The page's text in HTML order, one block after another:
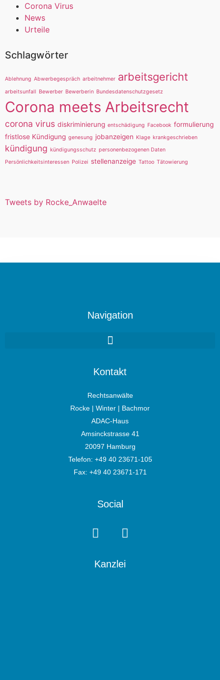
Corona Virus
News
Urteile
Schlagwörter
Ablehnung Abwerbegespräch arbeitnehmer arbeitsgericht
arbeitsunfall Bewerber Bewerberin Bundesdatenschutzgesetz
Corona meets Arbeitsrecht
corona virus diskriminierung entschädigung Facebook formulierung
fristlose Kündigung genesung jobanzeigen Klage krankgeschrieben
kündigung kündigungsschutz personenbezogenen Daten
Persönlichkeitsinteressen Polizei stellenanzeige Tattoo Tätowierung
Tweets by Rocke_Anwaelte
Navigation
Kontakt
Rechtsanwälte
Rocke | Winter | Bachmor
ADAC-Haus
Amsinckstrasse 41
20097 Hamburg
Telefon: +49 40 23671-105
Fax: +49 40 23671-171
Social
Kanzlei